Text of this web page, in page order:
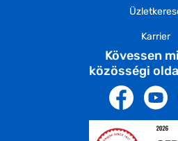
Karrier
Kövessen
közösségi